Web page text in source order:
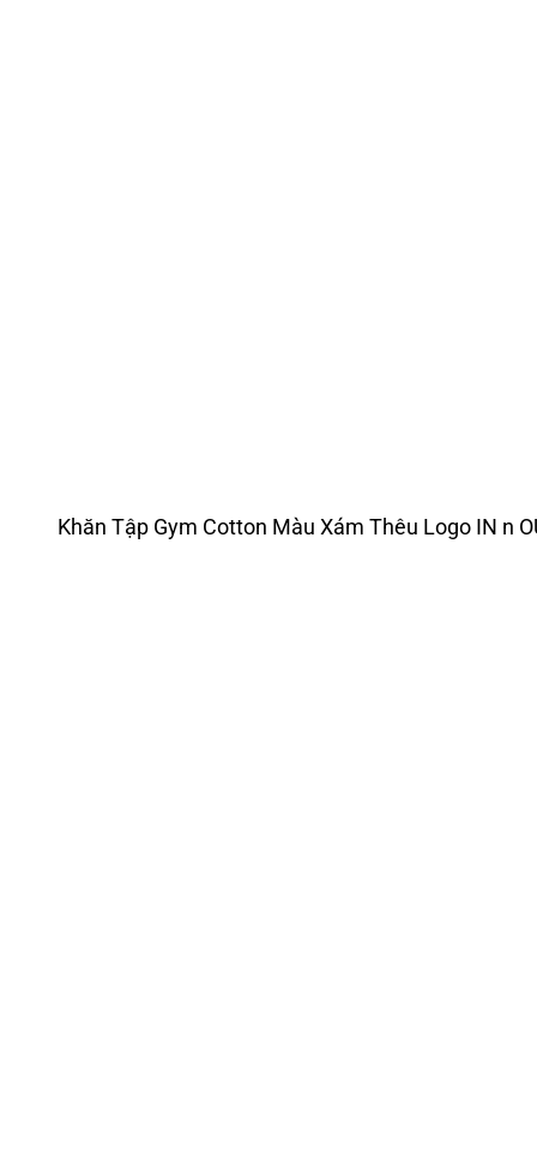
Khăn Tập Gym Cotton Màu Xám Thêu Logo IN n